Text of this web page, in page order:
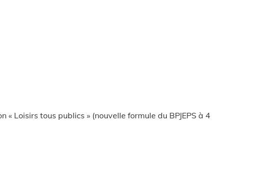
Loisirs tous publics » (nouvelle formule du BPJEPS à 4